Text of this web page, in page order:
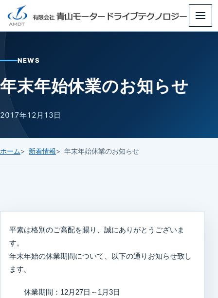
メ
NEWS
年末年始休業のお知らせ
2017年12月13日
ホーム 新着情報 年末年始休業のお知らせ
平素は格別のご高配を賜り、誠にありがとうございま
す。
年末年始の休業期間について、以下の通りお知らせ致し
ます。
休業期間：12月27日～1月3日